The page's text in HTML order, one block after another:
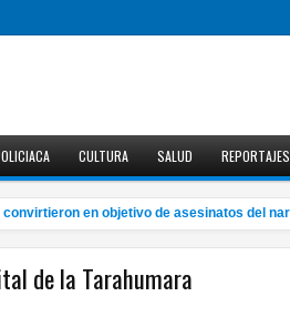
CULTURA SALUD REPORTAJES
en objetivo de asesinatos del narco
de la Tarahumara